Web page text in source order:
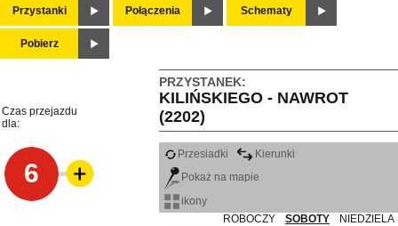
Przystanki Połączenia Schematy
Pobierz
PRZYSTANEK:
KILIŃSKIEGO - NAWROT
(2202)
Czas przejazdu
dla:
6
Przesiadki
Kierunki
Pokaż na mapie
ikony
ROBOCZY
SOBOTY NIEDZIELA